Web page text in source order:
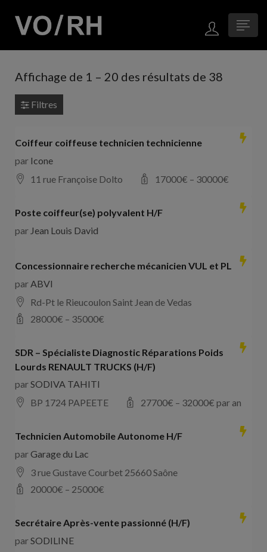
Affichage de 1 – 20 des résultats de 38
Filtres
Coiffeur coiffeuse technicien technicienne
par Icone
11 rue Françoise Dolto
17000€ – 30000€
Poste coiffeur(se) polyvalent H/F
par Jean Louis David
Concessionnaire recherche mécanicien VUL et PL
parABVI
Rd-Pt le Rieucoulon Saint Jean de Vedas
28000€ – 35000€
SDR – Spécialiste Diagnostic Réparations Poids
Lourds RENAULT TRUCKS (H/F)
parSODIVA TAHITI
BP 1724 PAPEETE
27700€ – 32000€ par an
Technicien Automobile Autonome H/F
parGarage du Lac
3 rue Gustave Courbet 25660 Saône
20000€ – 25000€
Secrétaire Après-vente passionné (H/F)
parSODILINE